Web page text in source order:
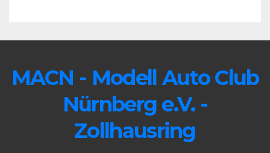
MACN - Modell Auto Club
Nürnberg e.V. -
Zollhausring